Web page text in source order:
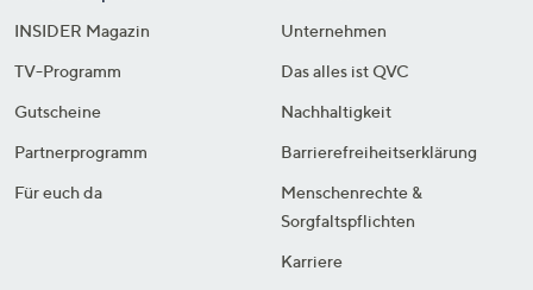
INSIDER Magazin
TV-Programm
Gutscheine
Partnerprogramm
Für euch da
Unternehmen
Das alles ist QVC
Nachhaltigkeit
Barrierefreiheitserklärung
Menschenrechte &
Sorgfaltspflichten
Karriere